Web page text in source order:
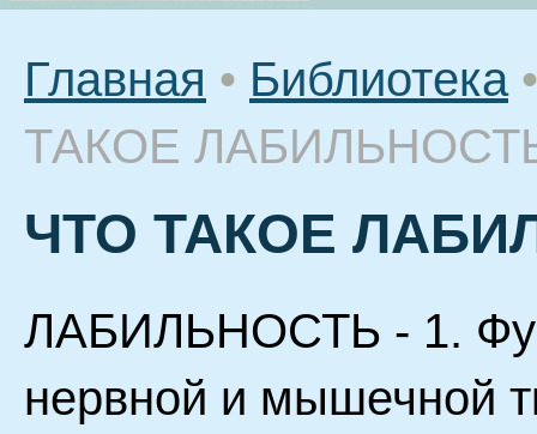
Главная • Библиотека •
ТАКОЕ
ЧТО ТАКОЕ
ЛАБИЛЬНОСТЬ - 1.
нервной и мышечной